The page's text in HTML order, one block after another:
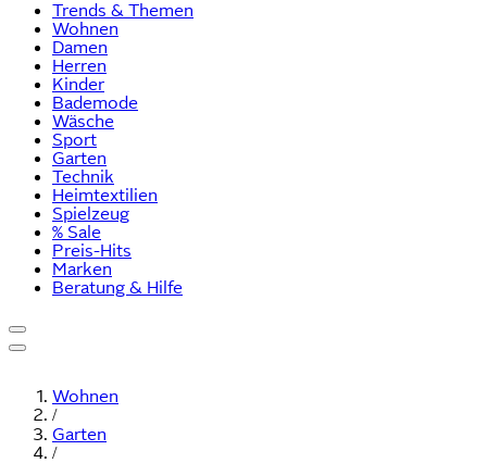
Trends & Themen
Wohnen
Damen
Herren
Kinder
Bademode
Wäsche
Sport
Garten
Technik
Heimtextilien
Spielzeug
% Sale
Preis-Hits
Marken
Beratung & Hilfe
Wohnen
/
Garten
/